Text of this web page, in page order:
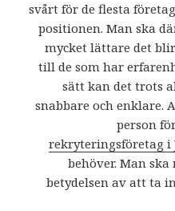
svårt för de flesta
positionen. Man ska
mycket lättare det
till de som har
sätt kan det trots
snabbare och enklare.
person
rekryteringsföretag i
behöver. Man
betydelsen av att ta